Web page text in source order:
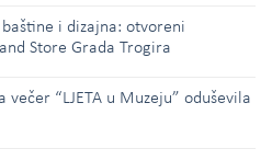
i dizajna: otvoreni
Store Grada Trogira
večer “LJETA u Muzeju” oduševila